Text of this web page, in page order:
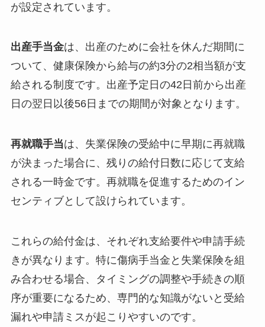
が設定されています。
出産手当金は、出産のために会社を休んだ期間に
ついて、健康保険から給与の約3分の2相当額が支
給される制度です。出産予定日の42日前から出産
日の翌日以後56日までの期間が対象となります。
再就職手当は、失業保険の受給中に早期に再就職
が決まった場合に、残りの給付日数に応じて支給
される一時金です。再就職を促進するためのイン
センティブとして設けられています。
これらの給付金は、それぞれ支給要件や申請手続
きが異なります。特に傷病手当金と失業保険を組
み合わせる場合、タイミングの調整や手続きの順
序が重要になるため、専門的な知識がないと受給
漏れや申請ミスが起こりやすいのです。